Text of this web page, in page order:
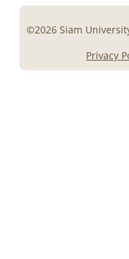
©2026 Siam
Privacy